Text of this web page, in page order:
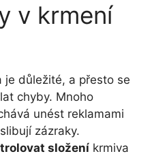
v⁣ krmení
je důležité, a přesto se
chyby. Mnoho
unést reklamami
zázraky.
složení krmiva